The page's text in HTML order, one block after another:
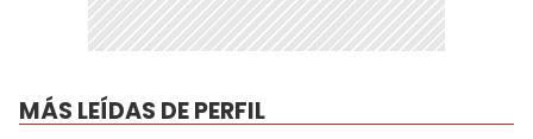
MÁS LEÍDAS DE PERFIL